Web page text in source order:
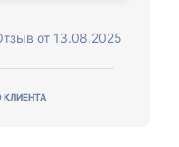
от 13.08.2025